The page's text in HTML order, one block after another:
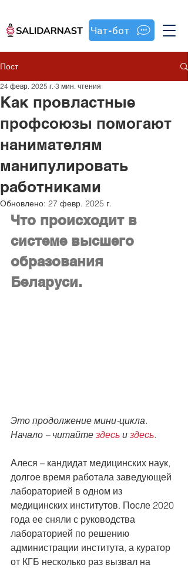
Чат-бот
Пост
Как провластные
профсоюзы помогают
нанимателям
манипулировать
работниками
24 февр. 2025 г. 3 мин. чтения
Обновлено: 27 февр. 2025 г.
Что происходит в
системе высшего
образования
Беларуси.
Это продолжение мини-цикла.
Начало – читайте здесь и здесь.
Алеся – кандидат медицинских наук,
долгое время работала заведующей
лабораторией в одном из
медицинских институтов. После 2020
года ее сняли с руководства
лабораторией по решению
администрации института, а куратор
от КГБ несколько раз вызвал на